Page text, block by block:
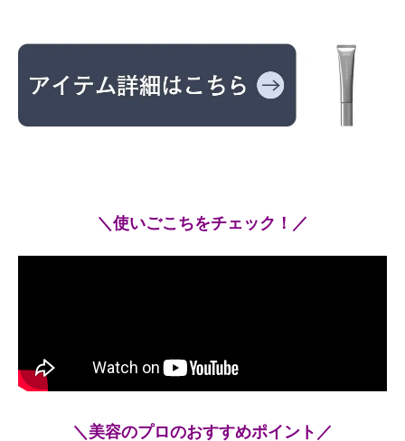
＼使いごこちをチェック！／
＼美容のプロのおすすめポイント／